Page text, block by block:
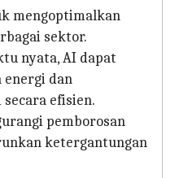
mengoptimalkan
sektor.
nyata, AI dapat
dan
efisien.
pemborosan
ketergantungan